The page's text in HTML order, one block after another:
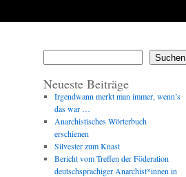
Suchen
Neueste Beiträge
Irgendwann merkt man immer, wenn’s
das war …
Anarchistisches Wörterbuch
erschienen
Silvester zum Knast
Bericht vom Treffen der Föderation
deutschsprachiger Anarchist*innen in